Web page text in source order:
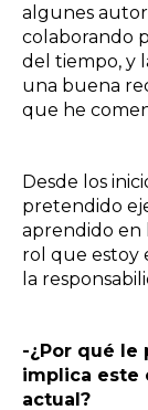
algunes
colaborando
del tiempo, y
una buena
que he
Desde los
pretendido
aprendido en
rol que estoy
la
-¿Por qué le
implica este
actual?